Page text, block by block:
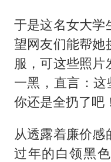
于是这名女大学
望网友们能帮她
服，可这些照
一黑，直言：这
你还是全扔了吧！
从透露着廉价
过年的白领黑